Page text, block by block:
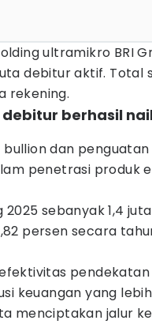
ultramikro BRI
debitur aktif. Total
rekening.
debitur berhasil
dan
penetrasi produk
sebanyak 1,4
persen secara
keuangan yang
menciptakan jalur